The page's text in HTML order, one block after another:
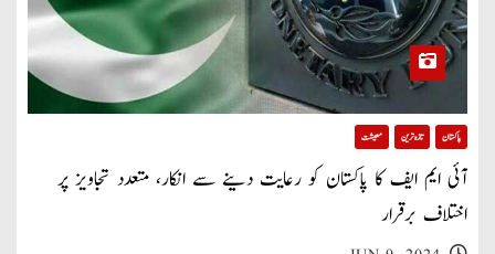
پاکستان تازہ ترین معیشت
آئی ایم ایف کا پاکستان کو رعایت دینے سے انکار، متعدد تجاویز پر
اختلاف برقرار